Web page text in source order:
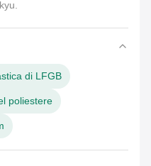
di LFGB
poliestere